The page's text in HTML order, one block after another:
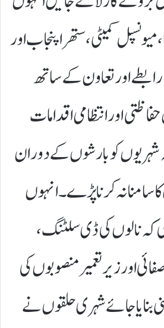
کمیٹی،ستھرا پنجاب اور
رابطے اور تعاون کے ساتھ
اور انتظامی اقدامات
کو بارشوں کے دوران
سامنا نہ کرنا پڑے۔ انہوں
کہ نالوں کی ڈی سلٹنگ،
اور زیر تعمیر منصوبوں کی
بنایا جائے شہری حلقوں نے